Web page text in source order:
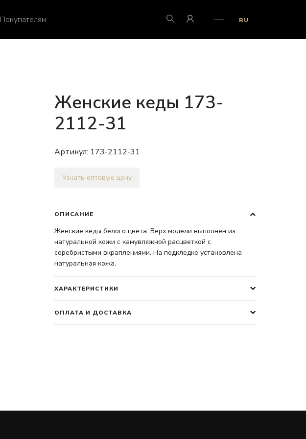
Покупателям RU
Женские кеды 173-
2112-31
Артикул: 173-2112-31
Узнать оптовую цену
ОПИСАНИЕ
Женские кеды белого цвета. Верх модели выполнен из
натуральной кожи с камувляжной расцветкой с
серебристыми вкраплениями. На подкледке установлена
натуральная кожа.
ХАРАКТЕРИСТИКИ
ОПЛАТА И ДОСТАВКА